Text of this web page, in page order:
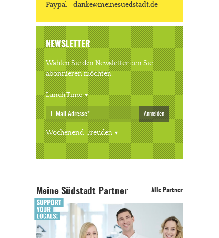
Paypal - danke@meinesuedstadt.de
NEWSLETTER
Wählen Sie den Newsletter den Sie
abonnieren möchten.
Lunch Time
Anmelden
Wochenend-Freuden
Meine Südstadt Partner Alle Partner